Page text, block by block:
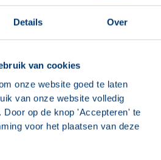
Details Over
van cookies
onze website goed te laten
van onze website volledig
Door op de knop 'Accepteren' te
voor het plaatsen van deze
organisatie
wat het moet doen, op het
en onverwachte kosten
inzicht in onderhoud en
en voorbereiding op inspecties